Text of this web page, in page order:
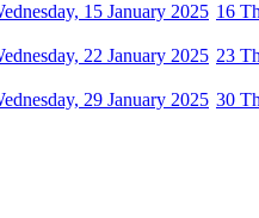
15 January 2025 16
22 January 2025 23
29 January 2025 30